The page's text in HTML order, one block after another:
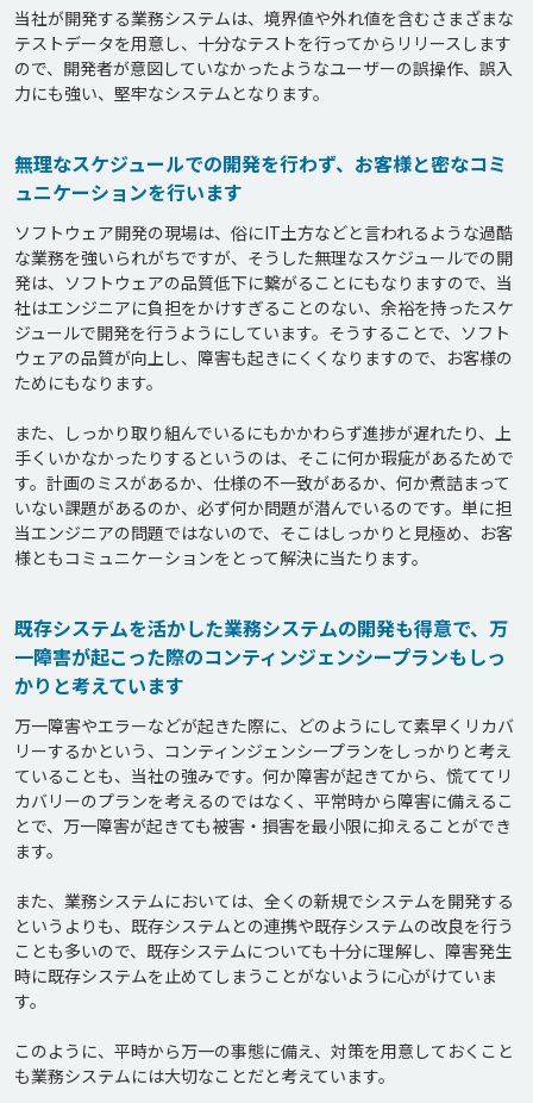
当社が開発する業務システムは、境界値や外れ値を含むさまざまな
テストデータを用意し、十分なテストを行ってからリリースします
ので、開発者が意図していなかったようなユーザーの誤操作、誤入
無理なスケジュールでの開発を行わず、お客様と密なコミ
ュニケーションを行います
ソフトウェア開発の現場は、俗にIT土方などと言われるような過酷
な業務を強いられがちですが、そうした無理なスケジュールでの開
発は、ソフトウェアの品質低下に繋がることにもなりますので、当
社はエンジニアに負担をかけすぎることのない、余裕を持ったスケ
ジュールで開発を行うようにしています。そうすることで、ソフト
ウェアの品質が向上し、障害も起きにくくなりますので、お客様の
ためにもなります。
また、しっかり取り組んでいるにもかかわらず進捗が遅れたり、上
手くいかなかったりするというのは、そこに何か瑕疵があるためで
す。計画のミスがあるか、仕様の不一致があるか、何か煮詰まって
いない課題があるのか、必ず何か問題が潜んでいるのです。単に担
当エンジニアの問題ではないので、そこはしっかりと見極め、お客
既存システムを活かした業務システムの開発も得意で、万
一障害が起こった際のコンティンジェンシープランもしっ
かりと考えています
万一障害やエラーなどが起きた際に、どのようにして素早くリカバ
リーするかという、コンティンジェンシープランをしっかりと考え
ていることも、当社の強みです。何か障害が起きてから、慌ててリ
カバリーのプランを考えるのではなく、平常時から障害に備えるこ
とで、万一障害が起きても被害・損害を最小限に抑えることができ
ます。
また、業務システムにおいては、全くの新規でシステムを開発する
というよりも、既存システムとの連携や既存システムの改良を行う
ことも多いので、既存システムについても十分に理解し、障害発生
時に既存システムを止めてしまうことがないように心がけていま
す。
このように、平時から万一の事態に備え、対策を用意しておくこと